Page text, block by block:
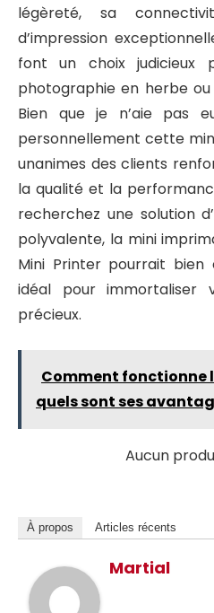
légèreté, sa
d’impression
font un choix judicieux
photographie en herbe ou
Bien que je n’aie pas
personnellement cette
unanimes des clients
la qualité et la
recherchez une solution
polyvalente, la mini
Mini Printer pourrait
idéal pour immortaliser
précieux.
Comment fonctionne
quels sont ses
Aucun
À propos Articles récents
Martial